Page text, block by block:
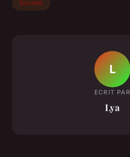
Société
L
ECRIT PAR
Lya